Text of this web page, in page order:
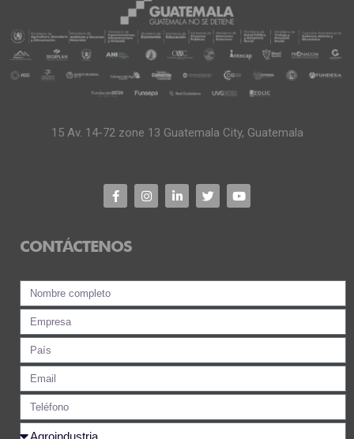
15 Av. 14-72 zone 13 Guatemala City, Guatemala
CONTÁCTENOS